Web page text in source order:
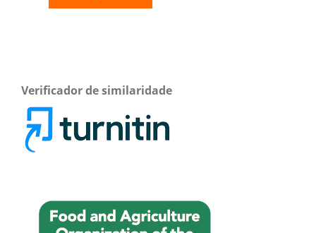
Verificador de similaridade